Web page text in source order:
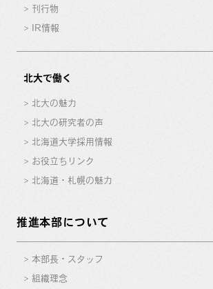
刊行物
IR情報
北大で働く
北大の魅力
北大の研究者の声
北海道大学採用情報
お役立ちリンク
北海道・札幌の魅力
推進本部について
本部長・スタッフ
組織理念